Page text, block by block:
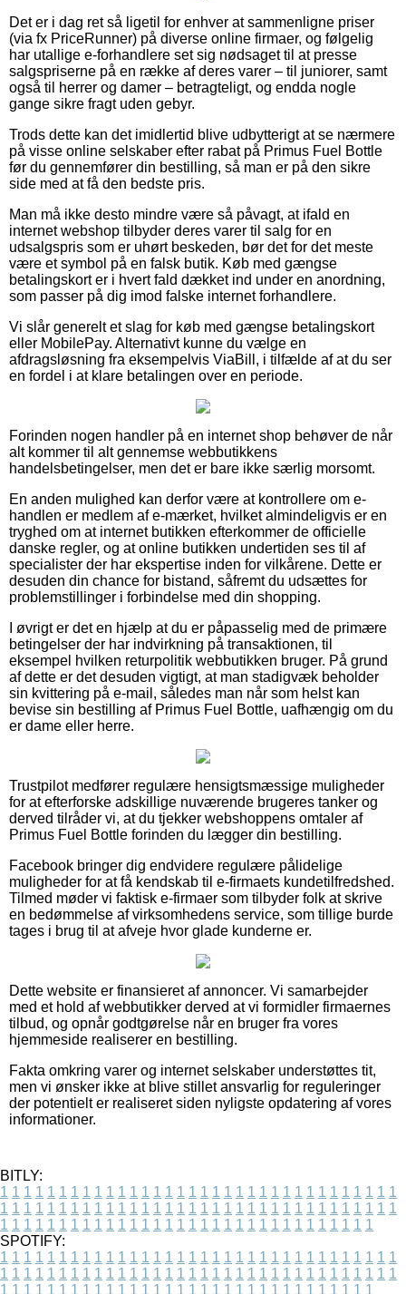
Det er i dag ret så ligetil for enhver at sammenligne priser
(via fx PriceRunner) på diverse online firmaer, og følgelig
har utallige e-forhandlere set sig nødsaget til at presse
salgspriserne på en række af deres varer – til juniorer, samt
også til herrer og damer – betragteligt, og endda nogle
gange sikre fragt uden gebyr.
Trods dette kan det imidlertid blive udbytterigt at se nærmere
på visse online selskaber efter rabat på Primus Fuel Bottle
før du gennemfører din bestilling, så man er på den sikre
side med at få den bedste pris.
Man må ikke desto mindre være så påvagt, at ifald en
internet webshop tilbyder deres varer til salg for en
udsalgspris som er uhørt beskeden, bør det for det meste
være et symbol på en falsk butik. Køb med gængse
betalingskort er i hvert fald dækket ind under en anordning,
som passer på dig imod falske internet forhandlere.
Vi slår generelt et slag for køb med gængse betalingskort
eller MobilePay. Alternativt kunne du vælge en
afdragsløsning fra eksempelvis ViaBill, i tilfælde af at du ser
en fordel i at klare betalingen over en periode.
Forinden nogen handler på en internet shop behøver de når
alt kommer til alt gennemse webbutikkens
handelsbetingelser, men det er bare ikke særlig morsomt.
En anden mulighed kan derfor være at kontrollere om e-
handlen er medlem af e-mærket, hvilket almindeligvis er en
tryghed om at internet butikken efterkommer de officielle
danske regler, og at online butikken undertiden ses til af
specialister der har ekspertise inden for vilkårene. Dette er
desuden din chance for bistand, såfremt du udsættes for
problemstillinger i forbindelse med din shopping.
I øvrigt er det en hjælp at du er påpasselig med de primære
betingelser der har indvirkning på transaktionen, til
eksempel hvilken returpolitik webbutikken bruger. På grund
af dette er det desuden vigtigt, at man stadigvæk beholder
sin kvittering på e-mail, således man når som helst kan
bevise sin bestilling af Primus Fuel Bottle, uafhængig om du
er dame eller herre.
Trustpilot medfører regulære hensigtsmæssige muligheder
for at efterforske adskillige nuværende brugeres tanker og
derved tilråder vi, at du tjekker webshoppens omtaler af
Primus Fuel Bottle forinden du lægger din bestilling.
Facebook bringer dig endvidere regulære pålidelige
muligheder for at få kendskab til e-firmaets kundetilfredshed.
Tilmed møder vi faktisk e-firmaer som tilbyder folk at skrive
en bedømmelse af virksomhedens service, som tillige burde
tages i brug til at afveje hvor glade kunderne er.
Dette website er finansieret af annoncer. Vi samarbejder
med et hold af webbutikker derved at vi formidler firmaernes
tilbud, og opnår godtgørelse når en bruger fra vores
hjemmeside realiserer en bestilling.
Fakta omkring varer og internet selskaber understøttes tit,
men vi ønsker ikke at blive stillet ansvarlig for reguleringer
der potentielt er realiseret siden nyligste opdatering af vores
informationer.
BITLY:
1 1 1 1 1 1 1 1 1 1 1 1 1 1 1 1 1 1 1 1 1 1 1 1 1 1 1 1 1 1 1 1 1 1
1 1 1 1 1 1 1 1 1 1 1 1 1 1 1 1 1 1 1 1 1 1 1 1 1 1 1 1 1 1 1 1 1 1
1 1 1 1 1 1 1 1 1 1 1 1 1 1 1 1 1 1 1 1 1 1 1 1 1 1 1 1 1 1 1 1
SPOTIFY:
1 1 1 1 1 1 1 1 1 1 1 1 1 1 1 1 1 1 1 1 1 1 1 1 1 1 1 1 1 1 1 1 1 1
1 1 1 1 1 1 1 1 1 1 1 1 1 1 1 1 1 1 1 1 1 1 1 1 1 1 1 1 1 1 1 1 1 1
1 1 1 1 1 1 1 1 1 1 1 1 1 1 1 1 1 1 1 1 1 1 1 1 1 1 1 1 1 1 1 1